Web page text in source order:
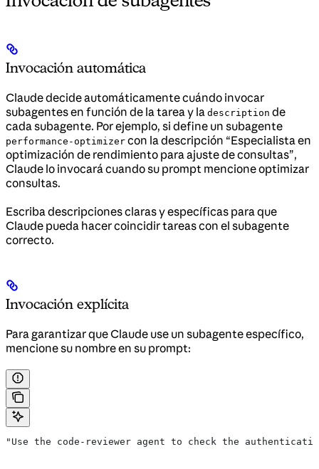
Invocación automática
Claude decide automáticamente cuándo invocar
subagentes en función de la tarea y la description de
cada subagente. Por ejemplo, si define un subagente
performance-optimizer con la descripción “Especialista en
optimización de rendimiento para ajuste de consultas”,
Claude lo invocará cuando su prompt mencione optimizar
consultas.
Escriba descripciones claras y específicas para que
Claude pueda hacer coincidir tareas con el subagente
correcto.
Invocación explícita
Para garantizar que Claude use un subagente específico,
mencione su nombre en su prompt:
"Use the code-reviewer agent to check the